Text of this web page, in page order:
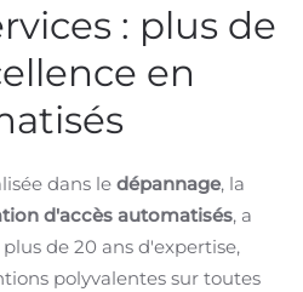
: plus de
en
dans le dépannage, la
d'accès automatisés, a
de 20 ans d'expertise,
polyvalentes sur toutes